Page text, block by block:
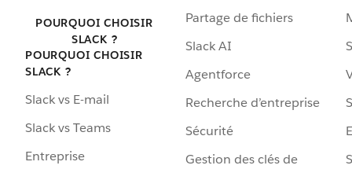
POURQUOI CHOISIR
SLACK ?
POURQUOI CHOISIR
SLACK ?
Slack vs E-mail
Slack vs Teams
Entreprise
Partage de fichiers
Slack AI
Agentforce
Recherche d’entreprise
Sécurité
Gestion des clés de